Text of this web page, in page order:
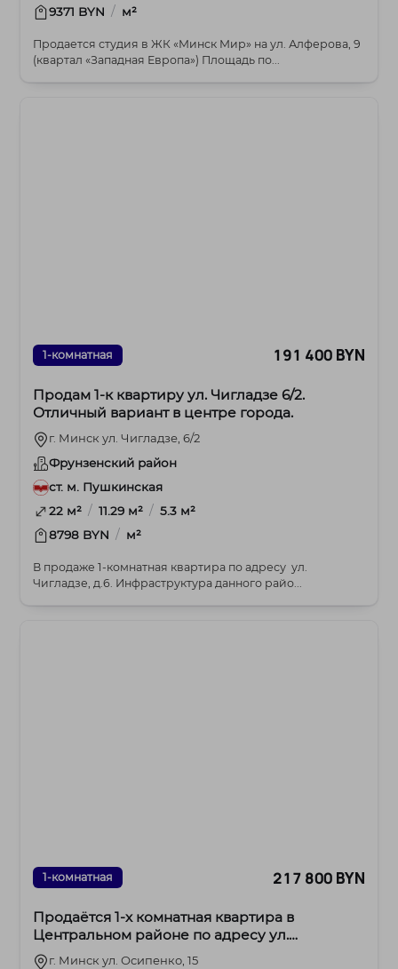
9371 BYN / м²
Продается студия в ЖК «Минск Мир» на ул. Алферова, 9
(квартал «Западная Европа») Площадь по...
1-комнатная 191 400 BYN
Продам 1-к квартиру ул. Чигладзе 6/2.
Отличный вариант в центре города.
г. Минск ул. Чигладзе, 6/2
Фрунзенский район
ст. м. Пушкинская
22 м² / 11.29 м² / 5.3 м²
8798 BYN / м²
В продаже 1-комнатная квартира по адресу ул.
Чигладзе, д.6. Инфраструктура данного райо...
1-комнатная 217 800 BYN
Продаётся 1-х комнатная квартира в
Центральном районе по адресу ул.
Осипенко дом 15
г. Минск ул. Осипенко, 15